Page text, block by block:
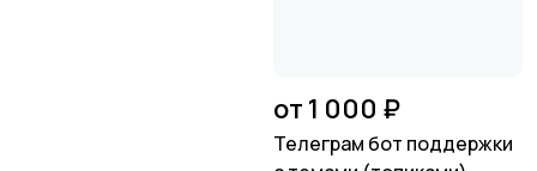
от 1 000 ₽
Телеграм бот поддержки